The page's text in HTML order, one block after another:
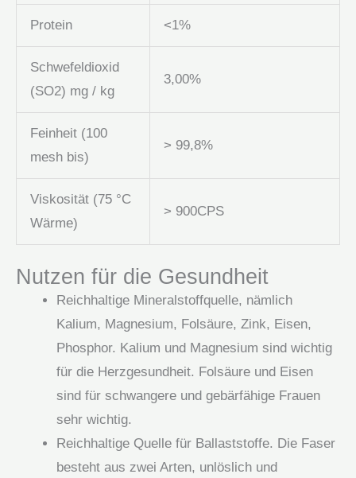
Protein <1%
Schwefeldioxid
(SO2) mg / kg
3,00%
Feinheit (100
mesh bis)
> 99,8%
Viskosität (75 °C
Wärme)
> 900CPS
Nutzen für die Gesundheit
Reichhaltige Mineralstoffquelle, nämlich
Kalium, Magnesium, Folsäure, Zink, Eisen,
Phosphor. Kalium und Magnesium sind wichtig
für die Herzgesundheit. Folsäure und Eisen
sind für schwangere und gebärfähige Frauen
sehr wichtig.
Reichhaltige Quelle für Ballaststoffe. Die Faser
besteht aus zwei Arten, unlöslich und